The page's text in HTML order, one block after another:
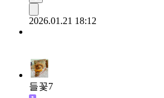
2026.01.21 18:12
들꽃7